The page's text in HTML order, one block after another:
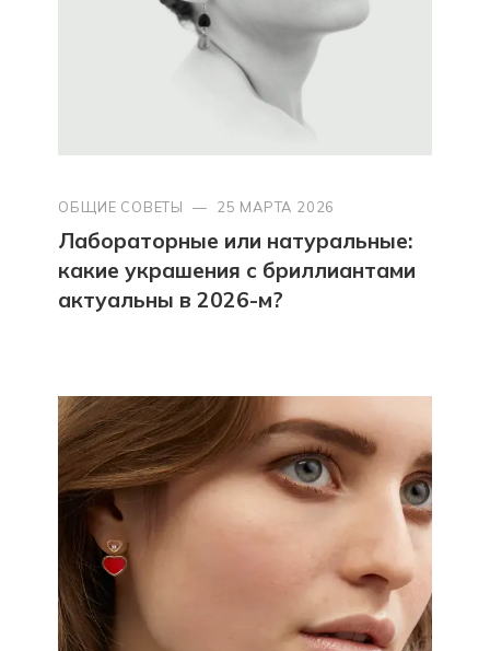
ОБЩИЕ СОВЕТЫ — 25 МАРТА 2026
Лабораторные или натуральные:
какие украшения с бриллиантами
актуальны в 2026-м?